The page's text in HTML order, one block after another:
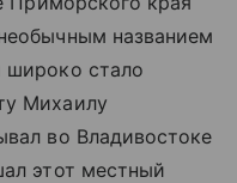
названием
широко стало
Михаилу
во Владивостоке
этот местный